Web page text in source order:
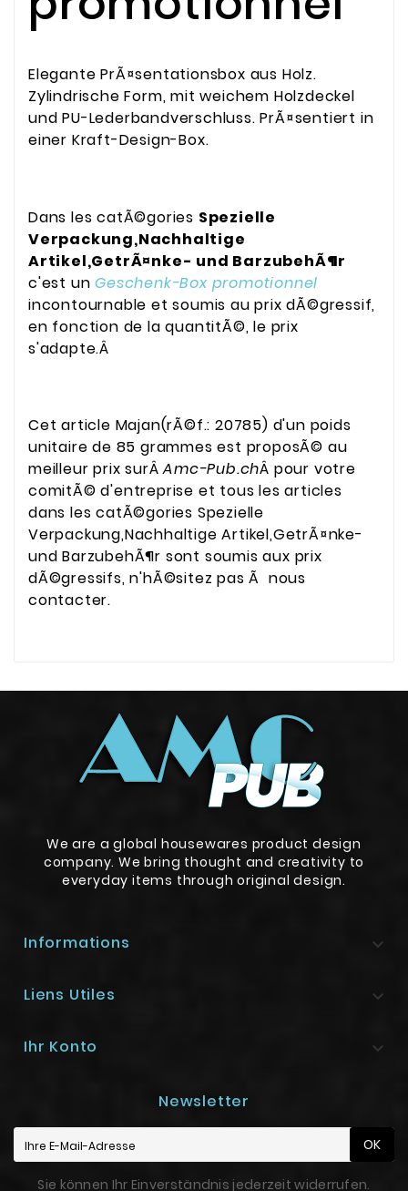
Elegante PrÃ¤sentationsbox aus Holz.
Zylindrische Form, mit weichem Holzdeckel
und PU-Lederbandverschluss. PrÃ¤sentiert in
einer Kraft-Design-Box.
Dans les catÃ©gories Spezielle
Verpackung,Nachhaltige
Artikel,GetrÃ¤nke- und BarzubehÃ¶r
c'est unGeschenk-Box promotionnel
incontournable et soumis au prix dÃ©gressif,
en fonction de la quantitÃ©, le prix
s'adapte.Â
Cet article Majan(rÃ©f.: 20785) d'un poids
unitaire de 85 grammes est proposÃ© au
meilleur prix surÂAmc-Pub.chÂ pour votre
comitÃ© d'entreprise et tous les articles
dans les catÃ©gories Spezielle
Verpackung,Nachhaltige Artikel,GetrÃ¤nke-
und BarzubehÃ¶r sont soumis aux prix
dÃ©gressifs, n'hÃ©sitez pas Ã nous
contacter.
We are a global housewares product design
company. We bring thought and creativity to
everyday items through original design.
Informations 
Liens Utiles 
Ihr Konto 
Newsletter
OK
Sie können Ihr Einverständnis jederzeit widerrufen.